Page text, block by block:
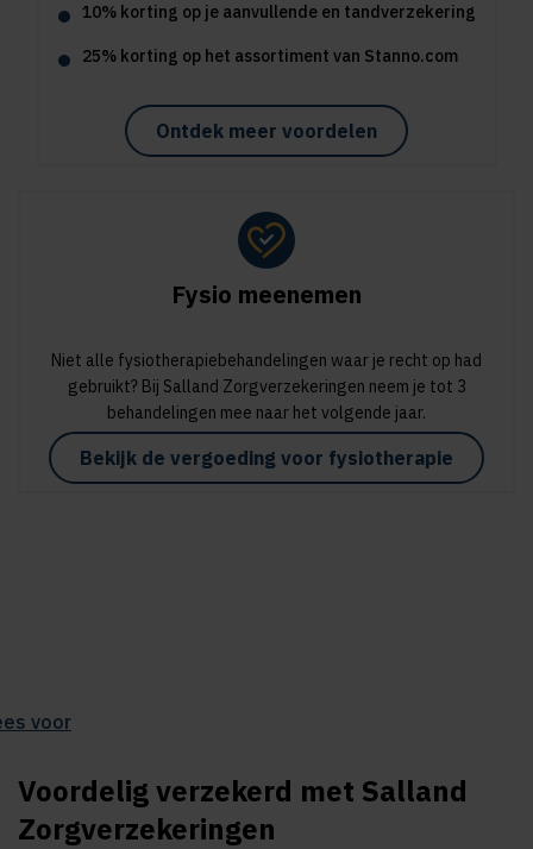
10% korting op je aanvullende en tandverzekering
25% korting op het assortiment van Stanno.com
Ontdek meer voordelen
Fysio meenemen
Niet alle fysiotherapiebehandelingen waar je recht op had
gebruikt? Bij Salland Zorgverzekeringen neem je tot 3
behandelingen mee naar het volgende jaar.
Bekijk de vergoeding voor fysiotherapie
voor
Voordelig verzekerd met Salland
Zorgverzekeringen